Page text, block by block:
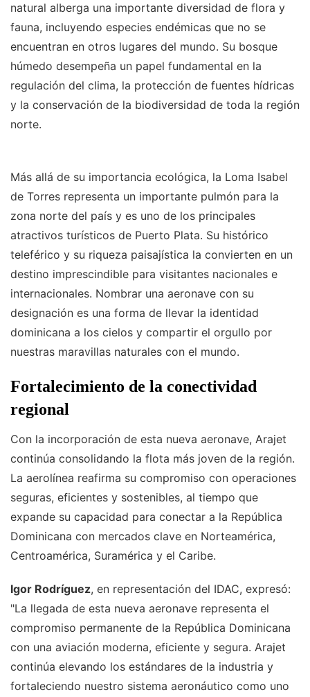
natural alberga una importante diversidad de flora y
fauna, incluyendo especies endémicas que no se
encuentran en otros lugares del mundo. Su bosque
húmedo desempeña un papel fundamental en la
regulación del clima, la protección de fuentes hídricas
y la conservación de la biodiversidad de toda la región
norte.
Más allá de su importancia ecológica, la Loma Isabel
de Torres representa un importante pulmón para la
zona norte del país y es uno de los principales
atractivos turísticos de Puerto Plata. Su histórico
teleférico y su riqueza paisajística la convierten en un
destino imprescindible para visitantes nacionales e
internacionales. Nombrar una aeronave con su
designación es una forma de llevar la identidad
dominicana a los cielos y compartir el orgullo por
nuestras maravillas naturales con el mundo.
Fortalecimiento de la conectividad
regional
Con la incorporación de esta nueva aeronave, Arajet
continúa consolidando la flota más joven de la región.
La aerolínea reafirma su compromiso con operaciones
seguras, eficientes y sostenibles, al tiempo que
expande su capacidad para conectar a la República
Dominicana con mercados clave en Norteamérica,
Centroamérica, Suramérica y el Caribe.
Igor Rodríguez, en representación del IDAC, expresó:
"La llegada de esta nueva aeronave representa el
compromiso permanente de la República Dominicana
con una aviación moderna, eficiente y segura. Arajet
continúa elevando los estándares de la industria y
fortaleciendo nuestro sistema aeronáutico como uno